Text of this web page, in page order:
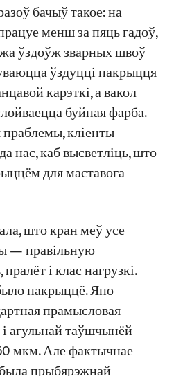
з чым сутыкаецца ваш
— ад гэтага
пакрыцця 60%
дробам
шурпатасці?
элементаў: як
ISO 12944 для
C5-M для вашага
прамысловасць)
ўнутраных
(надзвычайная
марское, трапічнае
бачыў такое: на
менш за пяць гадоў,
ўздоўж зварных швоў
ўздуцці пакрыцця
карэткі, а вакол
буйная фарба.
праблемы, кліенты
нас, каб высветліць, што
для маставога
што кран меў усе
— правільную
і клас нагрузкі.
пакрыццё. Яно
прамысловая
агульнай таўшчынёй
мкм. Але фактычнае
прыбярэжнай